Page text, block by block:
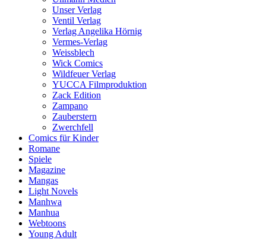
Unser Verlag
Ventil Verlag
Verlag Angelika Hörnig
Vermes-Verlag
Weissblech
Wick Comics
Wildfeuer Verlag
YUCCA Filmproduktion
Zack Edition
Zampano
Zauberstern
Zwerchfell
Comics für Kinder
Romane
Spiele
Magazine
Mangas
Light Novels
Manhwa
Manhua
Webtoons
Young Adult